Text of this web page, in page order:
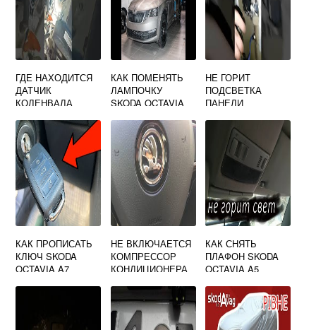
ГДЕ НАХОДИТСЯ
ДАТЧИК
КОЛЕНВАЛА
КАК ПОМЕНЯТЬ
ЛАМПОЧКУ
SKODA OCTAVIA
СВЕТА
НЕ ГОРИТ
ПОДСВЕТКА
ПАНЕЛИ
SKODA OCTAVIA
TOUR
КАК ПРОПИСАТЬ
КЛЮЧ SKODA
OCTAVIA A7
НЕ ВКЛЮЧАЕТСЯ
КОМПРЕССОР
КОНДИЦИОНЕРА
КАК СНЯТЬ
ПЛАФОН SKODA
OCTAVIA A5
САЛОНА